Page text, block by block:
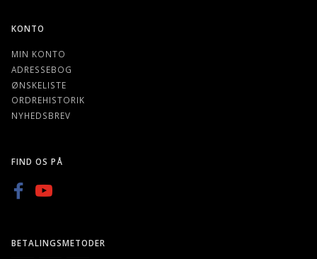
KONTO
MIN KONTO
ADRESSEBOG
ØNSKELISTE
ORDREHISTORIK
NYHEDSBREV
FIND OS PÅ
BETALINGSMETODER